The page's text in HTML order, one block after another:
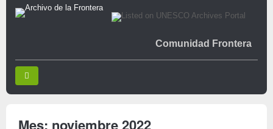
Comunidad Frontera
Mes: noviembre 2022